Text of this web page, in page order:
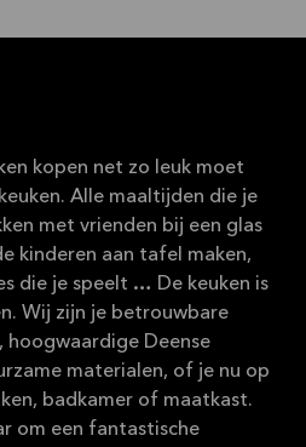
kopen net zo leuk moet
Alle maaltijden die je
met vrienden bij een glas
kinderen aan tafel maken,
die je speelt … De keuken is
Wij zijn je betrouwbare
Deense
materialen, of je nu op
badkamer of maatkast.
om een fantastische